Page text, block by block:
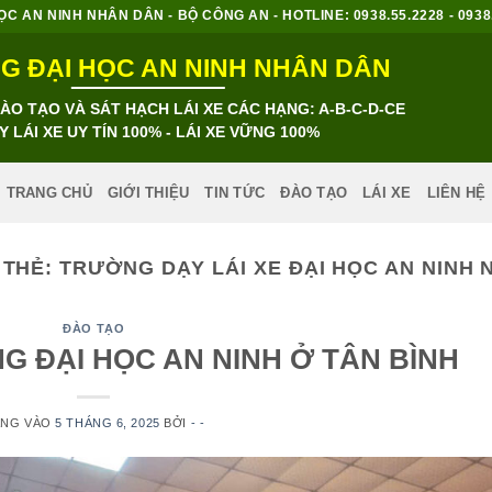
AN NINH NHÂN DÂN - BỘ CÔNG AN - HOTLINE: 0938.55.2228 -
ĐẠI HỌC AN NINH NHÂN DÂN
TẠO VÀ SÁT HẠCH LÁI XE CÁC HẠNG: A-B-C-D-CE
LÁI XE UY TÍN 100% - LÁI XE VỮNG 100%
TRANG CHỦ GIỚI THIỆU TIN TỨC ĐÀO TẠO LÁI XE LIÊN HỆ
THẺ:TRƯỜNG DẠY LÁI XE ĐẠI HỌC AN NINH
ĐÀO TẠO
ĐẠI HỌC AN NINH Ở TÂN BÌNH
VÀO5 THÁNG 6, 2025 BỞI - -